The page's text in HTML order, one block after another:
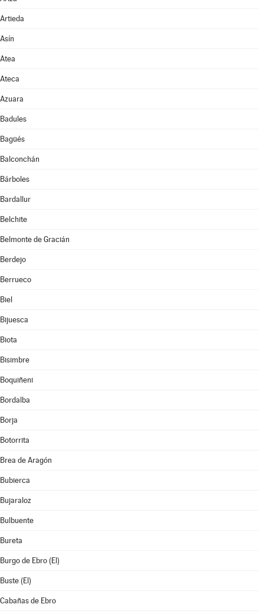
Artieda
Asín
Atea
Ateca
Azuara
Badules
Bagüés
Balconchán
Bárboles
Bardallur
Belchite
Belmonte de Gracián
Berdejo
Berrueco
Biel
Bijuesca
Biota
Bisimbre
Boquiñeni
Bordalba
Borja
Botorrita
Brea de Aragón
Bubierca
Bujaraloz
Bulbuente
Bureta
Burgo de Ebro (El)
Buste (El)
Cabañas de Ebro